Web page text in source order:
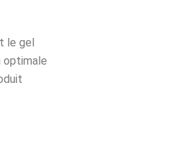
le gel
optimale